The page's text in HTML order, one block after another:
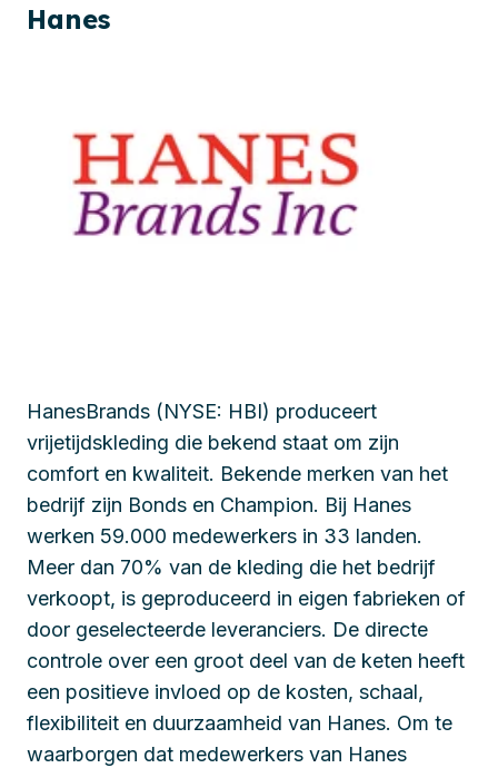
Hanes
HanesBrands (NYSE: HBI) produceert
vrijetijdskleding die bekend staat om zijn
comfort en kwaliteit. Bekende merken van het
bedrijf zijn Bonds en Champion. Bij Hanes
werken 59.000 medewerkers in 33 landen.
Meer dan 70% van de kleding die het bedrijf
verkoopt, is geproduceerd in eigen fabrieken of
door geselecteerde leveranciers. De directe
controle over een groot deel van de keten heeft
een positieve invloed op de kosten, schaal,
flexibiliteit en duurzaamheid van Hanes. Om te
waarborgen dat medewerkers van Hanes